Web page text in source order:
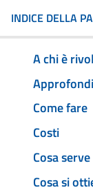
INDICE DELLA
A chi è
Come fare
Costi
Cosa serve
Cosa si